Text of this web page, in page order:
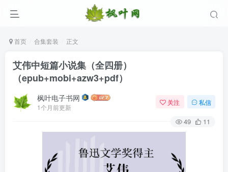
首页 合集套装 正文
艾伟中短篇小说集（全四册）
（epub+mobi+azw3+pdf）
枫叶电子书网
1个月前更新
关注 私信
49 11